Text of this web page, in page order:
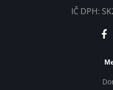
IČ DPH: